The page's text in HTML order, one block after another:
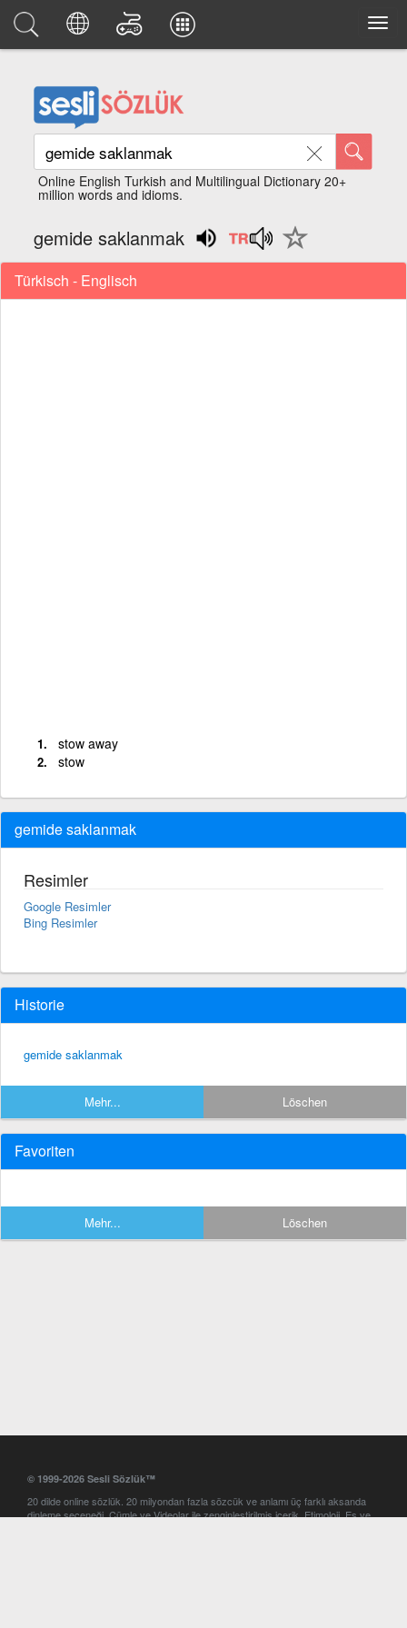
Online English Turkish and Multilingual Dictionary 20+
million words and idioms.
gemide saklanmak
Türkisch - Englisch
stow away
stow
gemide saklanmak
Resimler
Google Resimler
Bing Resimler
Historie
gemide saklanmak
Mehr... Löschen
Favoriten
Mehr... Löschen
© 1999-2026 Sesli Sözlük™
20 dilde online sözlük. 20 milyondan fazla sözcük ve anlamı üç farklı aksanda
dinleme seçeneği. Cümle ve Videolar ile zenginleştirilmiş içerik. Etimoloji, Eş ve